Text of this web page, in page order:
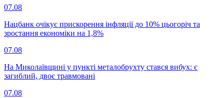
07.08
Нацбанк очікує прискорення інфляції до 10% цьогоріч та
зростання економіки на 1,8%
07.08
На Миколаївщині у пункті металобрухту стався вибух: є
загиблий, двоє травмовані
07.08